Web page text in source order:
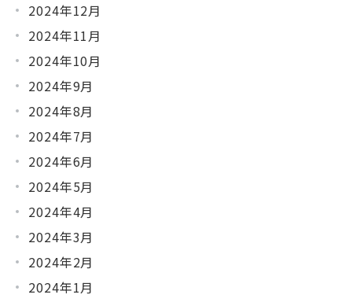
2024年12月
2024年11月
2024年10月
2024年9月
2024年8月
2024年7月
2024年6月
2024年5月
2024年4月
2024年3月
2024年2月
2024年1月